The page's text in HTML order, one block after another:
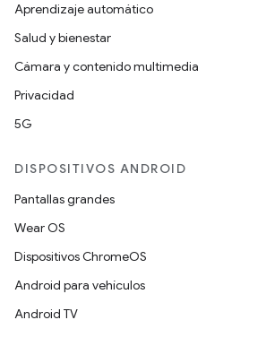
Aprendizaje automático
Salud y bienestar
Cámara y contenido multimedia
Privacidad
5G
DISPOSITIVOS ANDROID
Pantallas grandes
Wear OS
Dispositivos ChromeOS
Android para vehículos
Android TV